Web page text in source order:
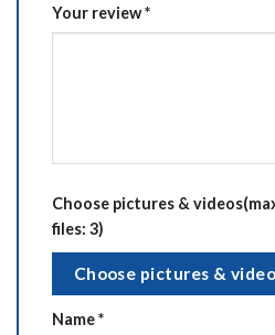
Your review*
Choose pictures &
files: 3)
Choose pictures &
Name*